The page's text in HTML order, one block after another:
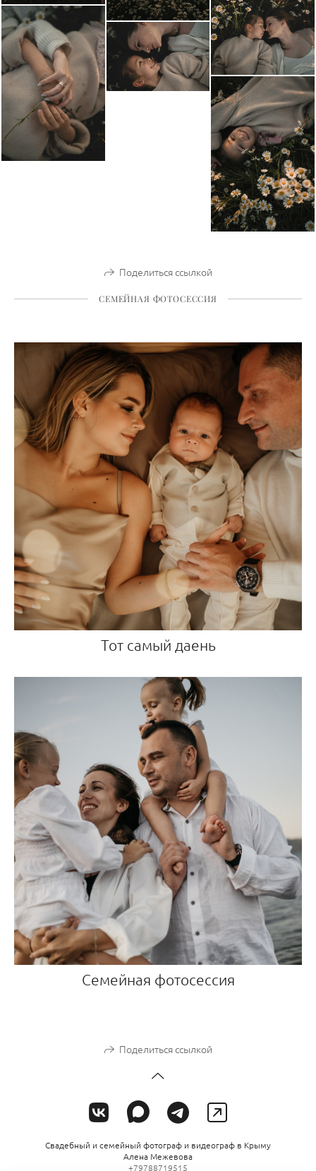
Поделиться ссылкой
СЕМЕЙНАЯ ФОТОСЕССИЯ
Тот самый даень
Семейная фотосессия
Поделиться ссылкой
Свадебный и семейный фотограф и видеограф в Крыму
Алена Межевова
+79788719515